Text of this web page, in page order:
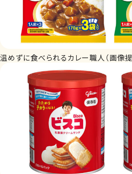
温めずに食べられるカレー職人（画像